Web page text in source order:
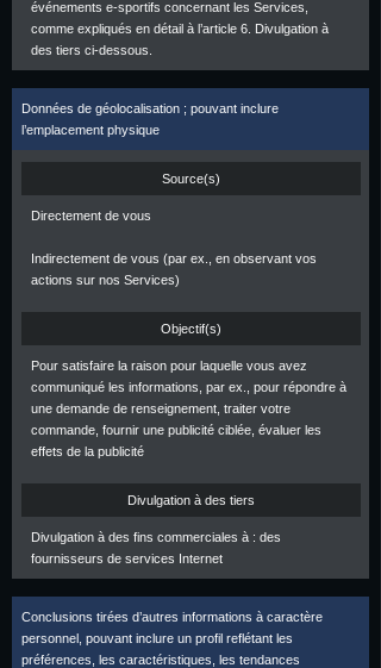
événements e-sportifs concernant les Services,
comme expliqués en détail à l’article 6. Divulgation à
des tiers ci-dessous.
Données de géolocalisation ; pouvant inclure
l’emplacement physique
Source(s)
Directement de vous
Indirectement de vous (par ex., en observant vos
actions sur nos Services)
Objectif(s)
Pour satisfaire la raison pour laquelle vous avez
communiqué les informations, par ex., pour répondre à
une demande de renseignement, traiter votre
commande, fournir une publicité ciblée, évaluer les
effets de la publicité
Divulgation à des tiers
Divulgation à des fins commerciales à : des
fournisseurs de services Internet
Conclusions tirées d’autres informations à caractère
personnel, pouvant inclure un profil reflétant les
préférences, les caractéristiques, les tendances